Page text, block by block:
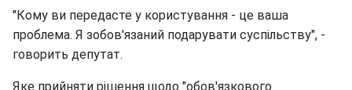
"Кому ви передасте у користування - це ваша
проблема. Я зобов'язаний подарувати суспільству", -
говорить депутат.
Яке прийняти рішення щодо "обов'язкового